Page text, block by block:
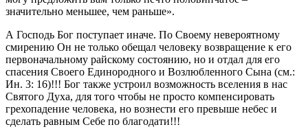
значительно меньшее, чем раньше».
А Господь Бог поступает иначе. По Своему невероятному
смирению Он не только обещал человеку возвращение к его
первоначальному райскому состоянию, но и отдал для его
спасения Своего Единородного и Возлюбленного Сына (см.:
Ин. 3: 16)!!! Бог также устроил возможность вселения в нас
Святого Духа, для того чтобы не просто компенсировать
грехопадение человека, но вознести его превыше небес и
сделать равным Себе по благодати!!!